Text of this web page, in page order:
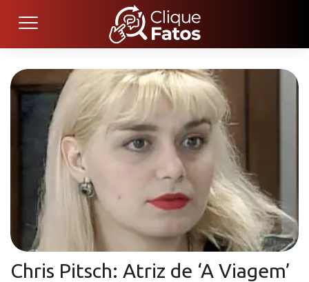
Chris Pitsch: Atriz de ‘A Viagem’